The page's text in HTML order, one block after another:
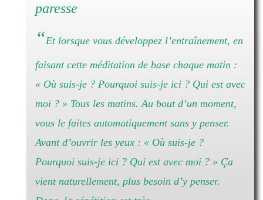
paresse
“Et lorsque vous développez l’entraînement, en
faisant cette méditation de base chaque matin :
« Où suis-je ? Pourquoi suis-je ici ? Qui est avec
moi ? » Tous les matins. Au bout d’un moment,
vous le faites automatiquement sans y penser.
Avant d’ouvrir les yeux : « Où suis-je ?
Pourquoi suis-je ici ? Qui est avec moi ? » Ça
vient naturellement, plus besoin d’y penser.